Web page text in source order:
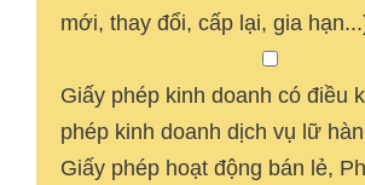
mới, thay đổi, cấp lại, gia
Giấy phép kinh doanh có điều
phép kinh doanh dịch vụ lữ
Giấy phép hoạt động bán lẻ,